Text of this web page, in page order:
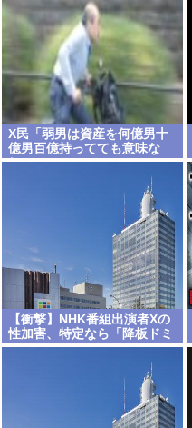
X民「弱男は資産を何億男十
億男百億持ってても意味な
し」
【衝撃】NHK番組出演者Xの
性加害、特定なら「降板ドミ
ノ」へ・・・・・・・・・